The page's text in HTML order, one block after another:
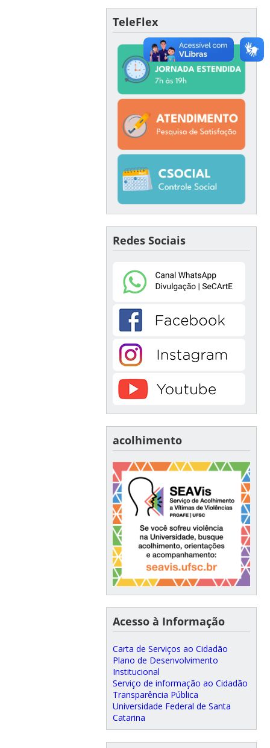
TeleFlex
Redes Sociais
acolhimento
Acesso à Informação
Carta de Serviços ao Cidadão
Plano de Desenvolvimento
Institucional
Serviço de informação ao Cidadão
Transparência Pública
Universidade Federal de Santa
Catarina